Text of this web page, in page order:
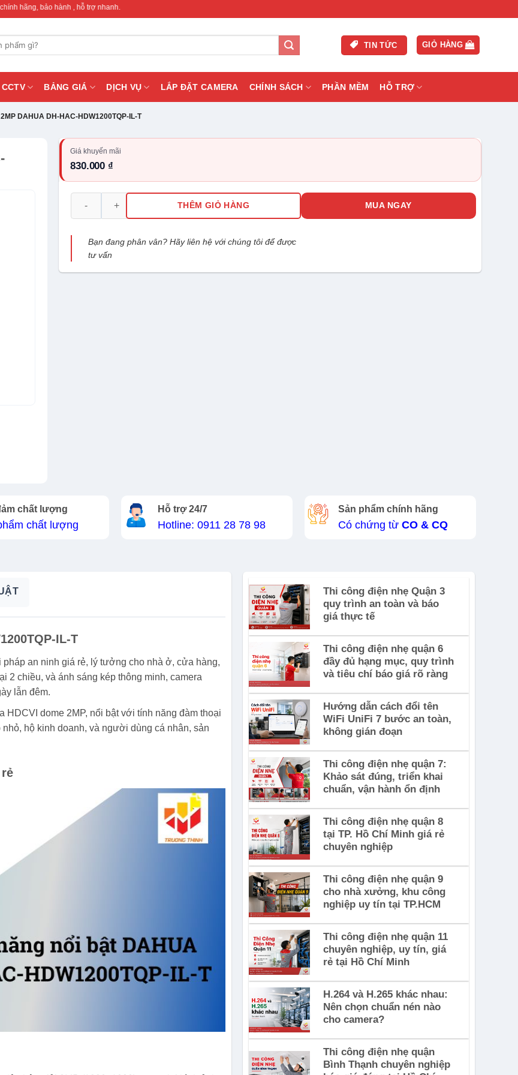
hành , hỗ trợ nhanh.
TIN TỨC GIỎ HÀNG
BẢNG GIÁ DỊCH VỤ LẮP ĐẶT CAMERA CHÍNH SÁCH PHẦN MỀM HỖ TRỢ
DAHUA DH-HAC-HDW1200TQP-IL-T
Giá khuyến mãi
830.000 ₫
Camera HDCVI 2MP DAHUA DH-HAC-HDW1200TQP-IL-T số lượng
THÊM GIỎ HÀNG MUA NGAY
Bạn đang phân vân? Hãy liên hệ với chúng tôi để được
tư vấn
chất lượng
chất lượng
Hỗ trợ 24/7
Hotline: 0911 28 78 98
Sản phẩm chính hãng
Có chứng từ CO & CQ
IL-T
an ninh giá rẻ, lý tưởng cho nhà ở, cửa hàng,
2 chiều, và ánh sáng kép thông minh, camera
lẫn đêm.
dome 2MP, nổi bật với tính năng đàm thoại
hộ kinh doanh, và người dùng cá nhân, sản
Thi công điện nhẹ Quận 3
quy trình an toàn và báo
giá thực tế
Thi công điện nhẹ quận 6
đầy đủ hạng mục, quy trình
và tiêu chí báo giá rõ ràng
Hướng dẫn cách đổi tên
WiFi UniFi 7 bước an toàn,
không gián đoạn
Thi công điện nhẹ quận 7:
Khảo sát đúng, triển khai
chuẩn, vận hành ổn định
Thi công điện nhẹ quận 8
tại TP. Hồ Chí Minh giá rẻ
chuyên nghiệp
Thi công điện nhẹ quận 9
cho nhà xưởng, khu công
nghiệp uy tín tại TP.HCM
Thi công điện nhẹ quận 11
chuyên nghiệp, uy tín, giá
rẻ tại Hồ Chí Minh
H.264 và H.265 khác nhau:
Nên chọn chuẩn nén nào
cho camera?
Thi công điện nhẹ quận
Bình Thạnh chuyên nghiệp